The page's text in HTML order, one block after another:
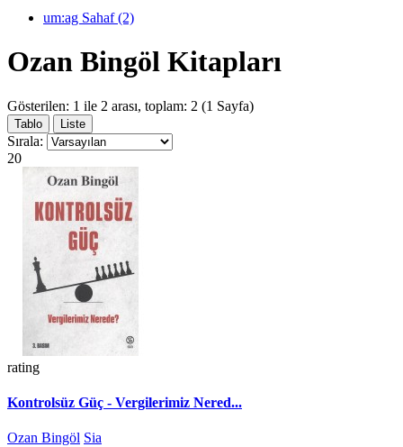
um:ag Sahaf (2)
Ozan Bingöl Kitapları
Gösterilen: 1 ile 2 arası, toplam: 2 (1 Sayfa)
Tablo Liste
Sırala:
20
rating
Kontrolsüz Güç - Vergilerimiz Nered...
Ozan Bingöl Sia